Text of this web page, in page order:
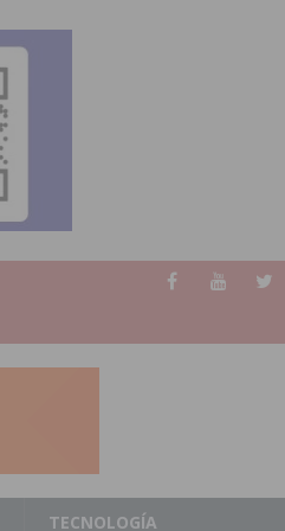
TECNOLOGÍA